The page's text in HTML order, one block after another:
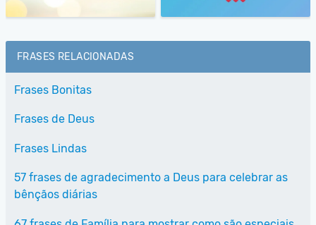
FRASES RELACIONADAS
Frases Bonitas
Frases de Deus
Frases Lindas
57 frases de agradecimento a Deus para celebrar as
bênçãos diárias